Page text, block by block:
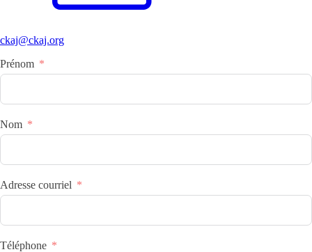
ckaj@ckaj.org
Prénom
Nom
Adresse courriel
Téléphone